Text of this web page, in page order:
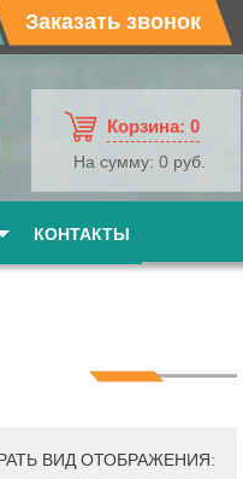
Заказать звонок
Корзина: 0
На сумму: 0 руб.
КОНТАКТЫ
ВИД ОТОБРАЖЕНИЯ: